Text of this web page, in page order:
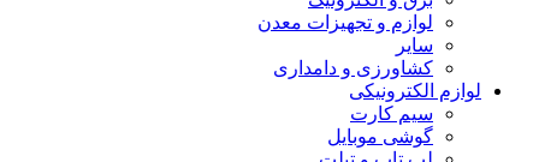
لوازم و تجهیزات معدن
سایر
کشاورزی و دامداری
لوازم الکترونیکی
سیم کارت
گوشی موبایل